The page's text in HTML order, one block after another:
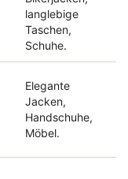
langlebige
Taschen,
Schuhe.
Elegante
Jacken,
Handschuhe,
Möbel.